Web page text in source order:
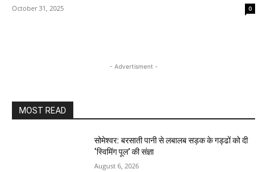
October 31, 2025 0
- Advertisment -
MOST READ
सोमेश्वर: बरसाती पानी से लबालब सड़क के गड्ढों को दी
‘स्विमिंग पूल’ की संज्ञा
August 6, 2026